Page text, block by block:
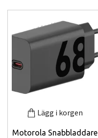
Lägg i korgen
Motorola Snabbladdare